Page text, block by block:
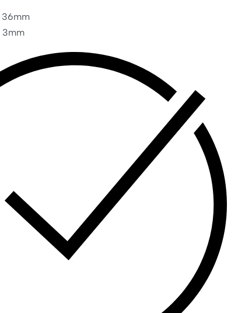
36mm
3mm